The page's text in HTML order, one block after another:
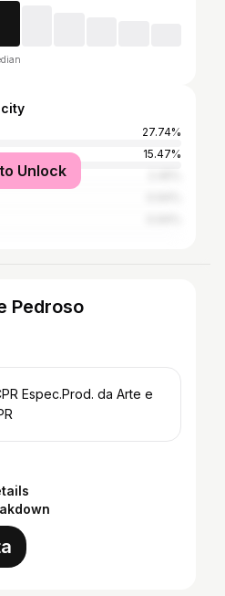
27.74%
15.47%
Unlock
Pedroso
Espec.Prod. da Arte e